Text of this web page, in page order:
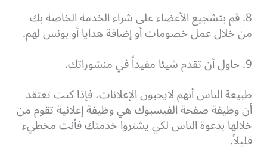
8. قم بتشجيع الأعضاء على شراء الخدمة الخاصة بك
من خلال عمل خصومات أو إضافة هدايا أو بونس لهم.
9. حاول أن تقدم شيئا مفيداً في منشوراتك.
طبيعة الناس أنهم لايحبون الإعلانات، فإذا كنت تعتقد
أن وظيفة صفحة الفيسبوك هي وظيفة إعلانية تقوم من
خلالها بدعوة الناس لكي يشتروا خدمتك فأنت مخطيء
قليلاً.